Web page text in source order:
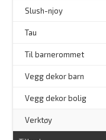
Slush-njoy
Tau
Til barnerommet
Vegg dekor barn
Vegg dekor bolig
Verktøy